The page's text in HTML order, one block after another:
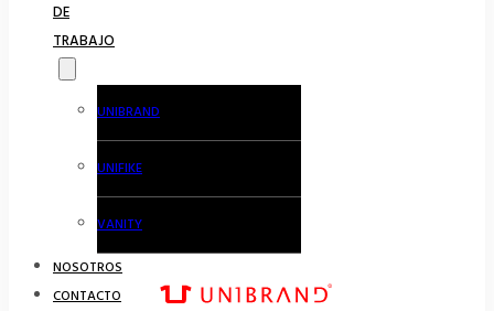
DE
TRABAJO
UNIBRAND
UNIFIKE
VANITY
NOSOTROS
CONTACTO